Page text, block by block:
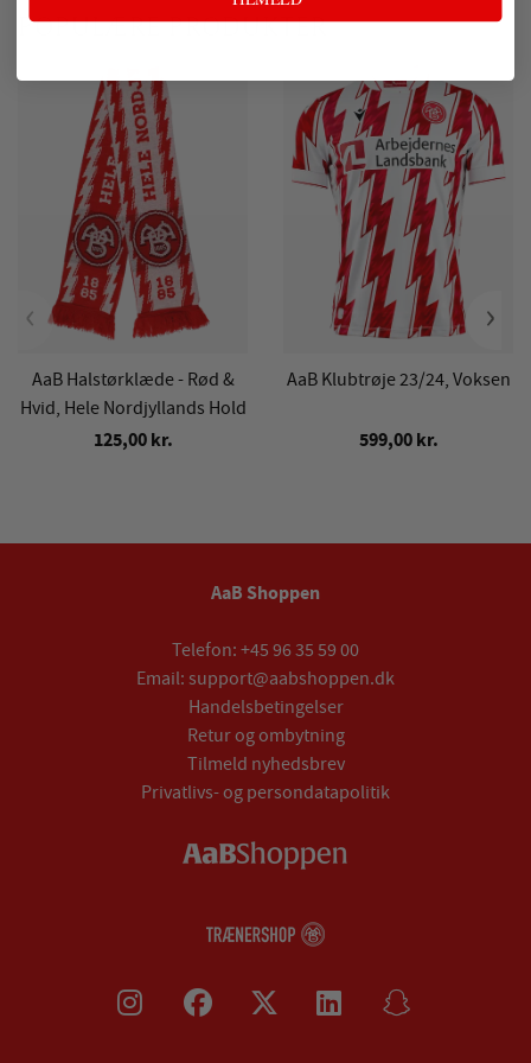
POPULÆRE PRODUKTER
AaB Halstørklæde - Rød &
Hvid, Hele Nordjyllands Hold
125,00 kr.
AaB Klubtrøje 23/24, Voksen
599,00 kr.
‹ ›
AaB Shoppen
Telefon: +45 96 35 59 00
Email: support@aabshoppen.dk
Handelsbetingelser
Retur og ombytning
Tilmeld nyhedsbrev
Privatlivs- og persondatapolitik